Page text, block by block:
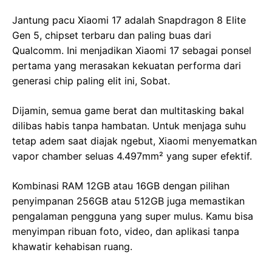
Jantung pacu Xiaomi 17 adalah Snapdragon 8 Elite
Gen 5, chipset terbaru dan paling buas dari
Qualcomm. Ini menjadikan Xiaomi 17 sebagai ponsel
pertama yang merasakan kekuatan performa dari
generasi chip paling elit ini, Sobat.
Dijamin, semua game berat dan multitasking bakal
dilibas habis tanpa hambatan. Untuk menjaga suhu
tetap adem saat diajak ngebut, Xiaomi menyematkan
vapor chamber seluas 4.497mm² yang super efektif.
Kombinasi RAM 12GB atau 16GB dengan pilihan
penyimpanan 256GB atau 512GB juga memastikan
pengalaman pengguna yang super mulus. Kamu bisa
menyimpan ribuan foto, video, dan aplikasi tanpa
khawatir kehabisan ruang.